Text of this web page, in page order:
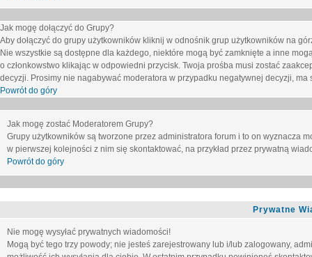
Jak mogę dołączyć do Grupy?
Aby dołączyć do grupy użytkowników kliknij w odnośnik grup użytkowników na
Nie wszystkie są dostępne dla każdego, niektóre mogą być zamknięte a inne
o członkowstwo klikając w odpowiedni przycisk. Twoja prośba musi zostać
decyzji. Prosimy nie nagabywać moderatora w przypadku negatywnej decyzji, ma
Powrót do góry
Jak mogę zostać Moderatorem Grupy?
Grupy użytkowników są tworzone przez administratora forum i to on wyznacza
w pierwszej kolejności z nim się skontaktować, na przykład przez prywatną
Powrót do góry
Prywatne
Nie mogę wysyłać prywatnych wiadomości!
Mogą być tego trzy powody; nie jesteś zarejestrowany lub i/lub zalogowany,